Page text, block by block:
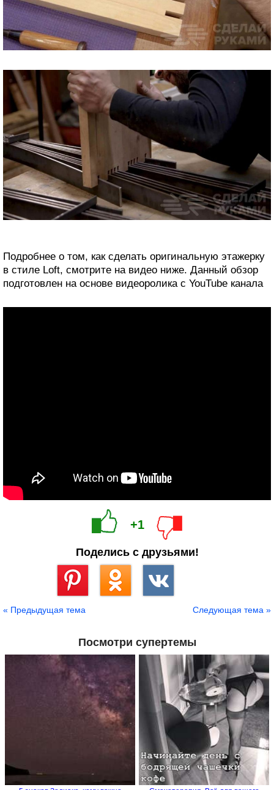
Подробнее о том, как сделать оригинальную этажерку
в стиле Loft, смотрите на видео ниже. Данный обзор
подготовлен на основе видеоролика с YouTube канала
+1
Поделись с друзьями!
« Предыдущая тема Следующая тема »
Посмотри супертемы